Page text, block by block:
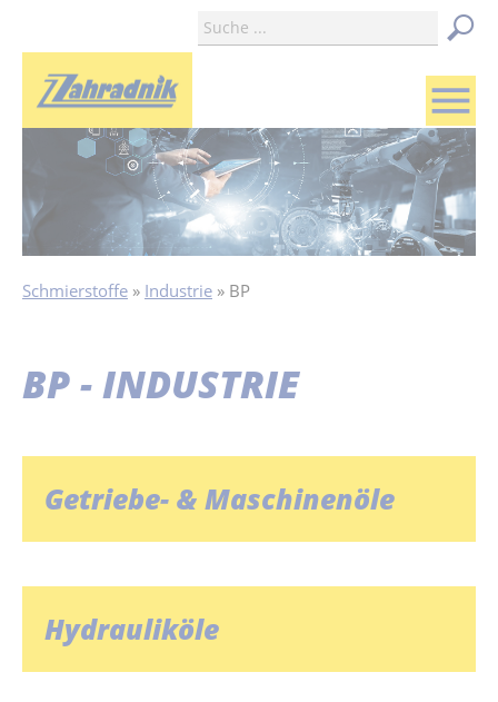
menu
Schmierstoffe Industrie BP
BP - INDUSTRIE
Getriebe- & Maschinenöle
Hydrauliköle